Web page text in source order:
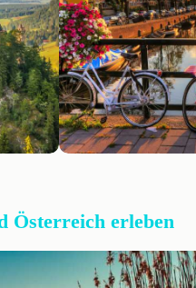
Österreich erleben